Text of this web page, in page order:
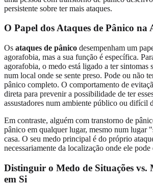
persistente sobre ter mais ataques.
O Papel dos Ataques de Pânico na
Os ataques de pânico desempenham um
agorafobia, mas a sua função é específica.
agorafobia, o medo está ligado a ter sintomas
num local onde se sente preso. Pode ou não
pânico completo. O comportamento de
direta para prevenir a possibilidade de ter
assustadores num ambiente público ou difícil
Em contraste, alguém com transtorno de
pânico em qualquer lugar, mesmo num lugar
casa. O seu medo principal é do próprio
necessariamente da localização onde ele pode
Distinguir o Medo de Situações vs.
em Si